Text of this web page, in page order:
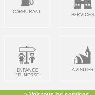
CARBURANT
SERVICES
ENFANCE
JEUNESSE
A VISITER